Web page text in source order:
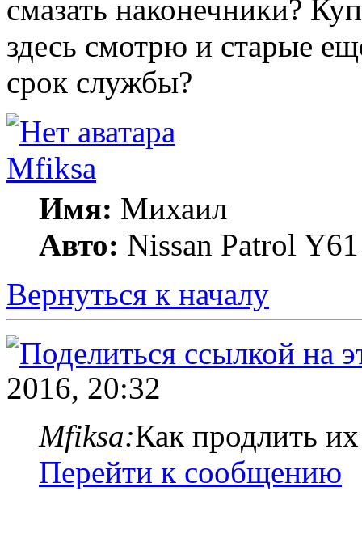
смазать наконечники?
здесь смотрю и старые
срок службы?
Mfiksa
Имя: Михаил
Авто: Nissan Patrol
Вернуться к началу
2016, 20:32
Mfiksa:Как продлить
Перейти к сообщению